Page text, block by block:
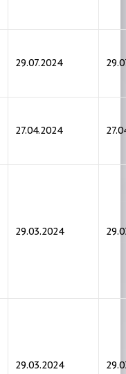
29.07.2024
27.04.2024
29.03.2024
29.03.2024